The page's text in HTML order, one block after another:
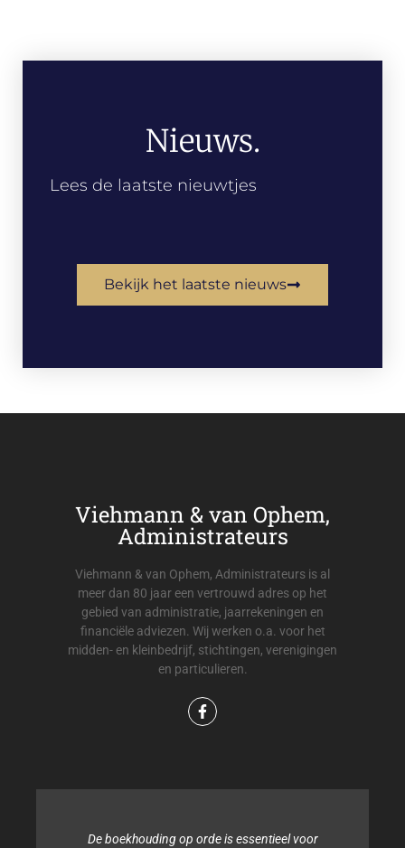
Nieuws.
Lees de laatste nieuwtjes
Bekijk het laatste nieuws
Viehmann & van Ophem,
Administrateurs
Viehmann & van Ophem, Administrateurs is al
meer dan 80 jaar een vertrouwd adres op het
gebied van administratie, jaarrekeningen en
financiële adviezen. Wij werken o.a. voor het
midden- en kleinbedrijf, stichtingen, verenigingen
en particulieren.
De boekhouding op orde is essentieel voor